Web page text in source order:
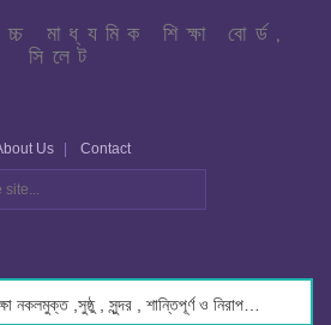
মাধ্যমিক শিক্ষা বোর্ড,
সিলেট
Us Contact